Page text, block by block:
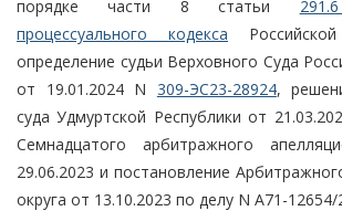
порядке части 8 статьи
процессуального кодекса
определение судьи Верховного Суда
от 19.01.2024 N 309-ЭС23-28924,
суда Удмуртской Республики от
Семнадцатого арбитражного
29.06.2023 и постановление
округа от 13.10.2023 по делу N А71-12654/